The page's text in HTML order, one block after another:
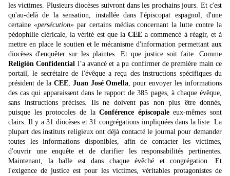
les victimes. Plusieurs diocèses suivront dans les prochains jours. Et c'est
qu'au-delà de la sensation, installée dans l'épiscopat espagnol, d'une
certaine «persécution»par certains médias concernant la lutte contre la
pédophilie cléricale, la vérité est que laCEE a commencé à réagir, et à
mettre en place le soutien et le mécanisme d'information permettant aux
diocèses d'enquêter sur les plaintes. Et que justice soit faite. Comme
Religión Confidential l’a avancé et a pu confirmer de première main ce
portail, le secrétaire de l'évêque a reçu des instructions spécifiques du
président de la CEE, Juan José Omella, pour envoyer les informations
des cas qui apparaissent dans le rapport de 385 pages, à chaque évêque,
sans instructions précises. Ils ne doivent pas non plus être donnés,
puisque les protocoles de laConférence épiscopaleeux-mêmes sont
clairs. Il y a 31 diocèses et 31 congrégations impliquées dans la liste. La
plupart des instituts religieux ont déjà contacté le journal pour demander
toutes les informations disponibles, afin de contacter les victimes,
d'ouvrir une enquête et de clarifier les responsabilités pertinentes.
Maintenant, la balle est dans chaque évêché et congrégation. Et
l'exigence de justice est pour les victimes, véritables protagonistes de